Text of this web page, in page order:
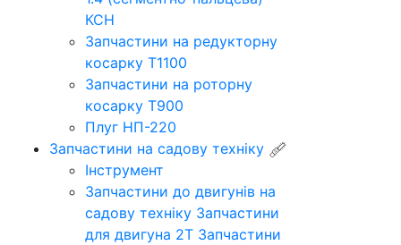
КСН
Запчастини на редукторну
косарку Т1100
Запчастини на роторну
косарку Т900
Плуг НП-220
Запчастини на садову техніку
Інструмент
Запчастини до двигунів на
садову техніку Запчастини
для двигуна 2Т Запчастини